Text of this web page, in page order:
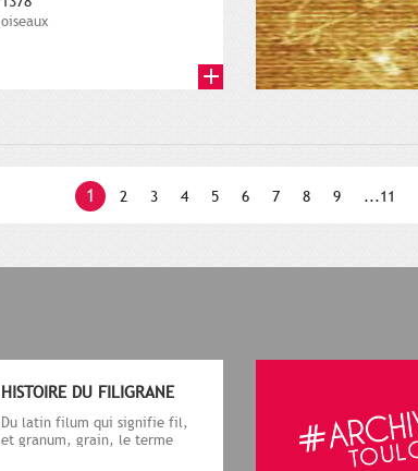
oiseaux
1 2 3 4 5 6 7 8 9 ...11
HISTOIRE DU FILIGRANE
Du latin filum qui signifie fil,
et granum, grain, le terme